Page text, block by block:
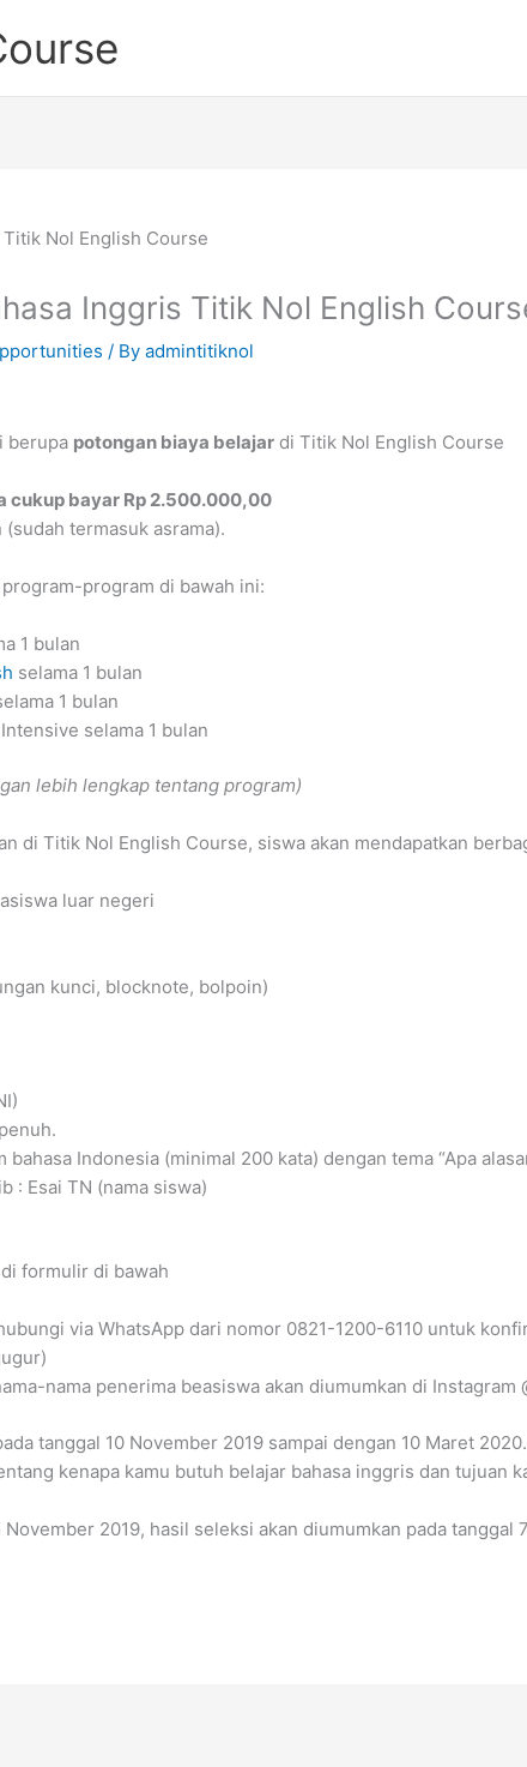
Inggris Titik Nol English
/ By admintitiknol
berupa potongan biaya belajar di Titik Nol English Course
cukup bayar Rp 2.500.000,00
termasuk asrama).
program di bawah ini:
1 bulan
selama 1 bulan
1 bulan
Intensive selama 1 bulan
lebih lengkap tentang program)
di Titik Nol English Course, siswa akan mendapatkan
luar negeri
kunci, blocknote, bolpoin)
bahasa Indonesia (minimal 200 kata) dengan tema “Apa
: Esai TN (nama siswa)
formulir di bawah
via WhatsApp dari nomor 0821-1200-6110 untuk
nama penerima beasiswa akan diumumkan di Instagram
tanggal 10 November 2019 sampai dengan 10 Maret
kenapa kamu butuh belajar bahasa inggris dan tujuan
2019, hasil seleksi akan diumumkan pada tanggal